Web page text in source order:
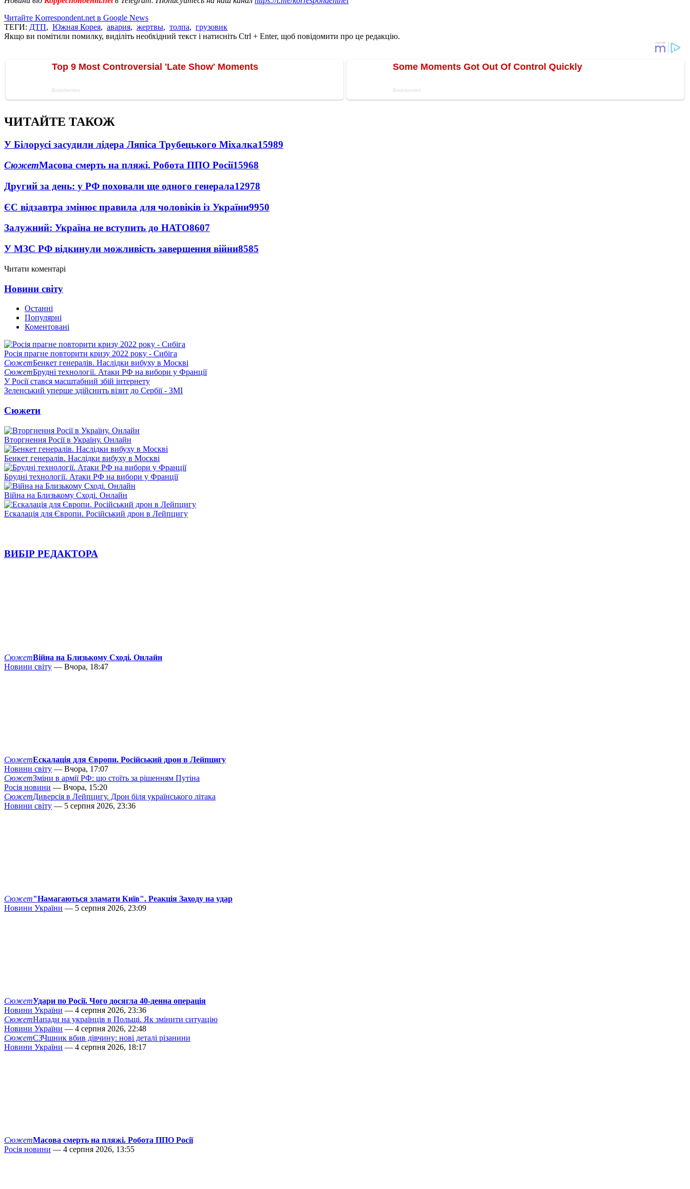
Читайте Korrespondent.net в Google News
ТЕГИ: ДТП, Южная Корея, авария, жертвы, толпа, грузовик
Якщо ви помітили помилку, виділіть необхідний текст і натисніть Ctrl + Enter, щоб повідомити про це редакцію.
ЧИТАЙТЕ ТАКОЖ
У Білорусі засудили лідера Ляпіса Трубецького Міхалка15989
СюжетМасова смерть на пляжі. Робота ППО Росії15968
Другий за день: у РФ поховали ще одного генерала12978
ЄС відзавтра змінює правила для чоловіків із України9950
Залужний: Україна не вступить до НАТО8607
У МЗС РФ відкинули можливість завершення війни8585
Читати коментарі
Новини світу
Останні
Популярні
Коментовані
Росія прагне повторити кризу 2022 року - Сибіга
СюжетБенкет генералів. Наслідки вибуху в Москві
СюжетБрудні технології. Атаки РФ на вибори у Франції
У Росії стався масштабний збій інтернету
Зеленський уперше здійснить візит до Сербії - ЗМІ
Сюжети
Вторгнення Росії в Україну. Онлайн
Бенкет генералів. Наслідки вибуху в Москві
Брудні технології. Атаки РФ на вибори у Франції
Війна на Близькому Сході. Онлайн
Ескалація для Європи. Російський дрон в Лейпцигу
ВИБІР РЕДАКТОРА
СюжетВійна на Близькому Сході. Онлайн
Новини світу — Вчора, 18:47
СюжетЕскалація для Європи. Російський дрон в Лейпцигу
Новини світу — Вчора, 17:07
СюжетЗміни в армії РФ: що стоїть за рішенням Путіна
Росія новини — Вчора, 15:20
СюжетДиверсія в Лейпцигу. Дрон біля українського літака
Новини світу — 5 серпня 2026, 23:36
Сюжет"Намагаються зламати Київ". Реакція Заходу на удар
Новини України — 5 серпня 2026, 23:09
СюжетУдари по Росії. Чого досягла 40-денна операція
Новини України — 4 серпня 2026, 23:36
СюжетНапади на українців в Польщі. Як змінити ситуацію
Новини України — 4 серпня 2026, 22:48
СюжетСЗЧшник вбив дівчину: нові деталі різанини
Новини України — 4 серпня 2026, 18:17
СюжетМасова смерть на пляжі. Робота ППО Росії
Росія новини — 4 серпня 2026, 13:55